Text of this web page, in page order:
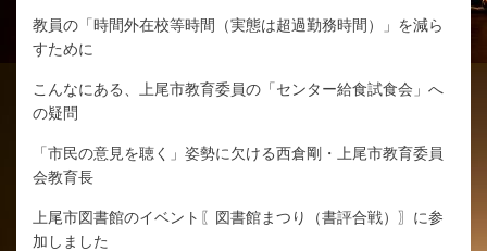
教員の「時間外在校等時間（実態は超過勤務時間）」を減ら
すために
こんなにある、上尾市教育委員の「センター給食試食会」へ
の疑問
「市民の意見を聴く」姿勢に欠ける西倉剛・上尾市教育委員
会教育長
上尾市図書館のイベント〖図書館まつり（書評合戦）〗に参
加しました